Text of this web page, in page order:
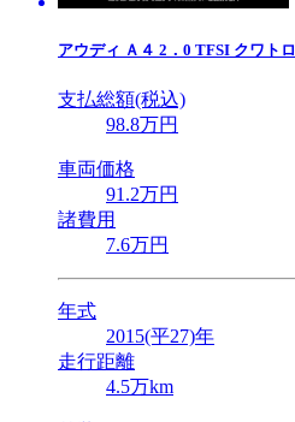
アウディ Ａ４ 2．0 TFSI クワトロ
支払総額(税込)
98.8万円
車両価格
91.2万円
諸費用
7.6万円
年式
2015(平27)年
走行距離
4.5万km